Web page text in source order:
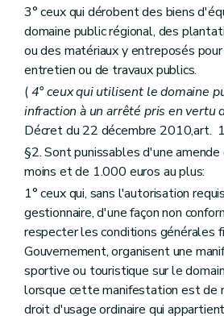
3° ceux qui dérobent des biens
domaine public régional, des
ou des matériaux y entreposés
entretien ou de travaux publics.
(4° ceux qui utilisent le domaine
infraction à un arrêté pris en vertu
Décret du 22 décembre 2010,art.
§2. Sont punissables d'une
moins et de 1.000 euros au plus:
1° ceux qui, sans l'autorisation
gestionnaire, d'une façon non
respecter les conditions générales
Gouvernement, organisent une
sportive ou touristique sur le
lorsque cette manifestation est de
droit d'usage ordinaire qui